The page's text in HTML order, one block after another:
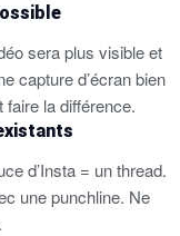
sera plus visible et
capture d’écran bien
la différence.
d’Insta = un thread.
une punchline. Ne